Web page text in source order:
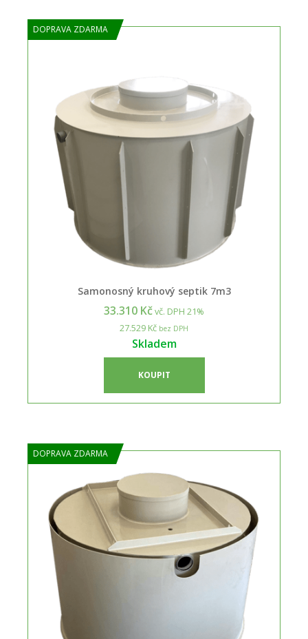
DOPRAVA ZDARMA
Samonosný kruhový septik 7m3
33.310 Kčvč. DPH 21%
27.529 Kč bez DPH
Skladem
KOUPIT
DOPRAVA ZDARMA